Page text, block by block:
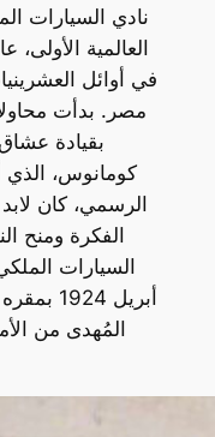
العالمية
في أوائل
بقيادة
كومانوس، الذي
الرسمي، كان
الفكرة ومنح
أبريل
المُهدى من